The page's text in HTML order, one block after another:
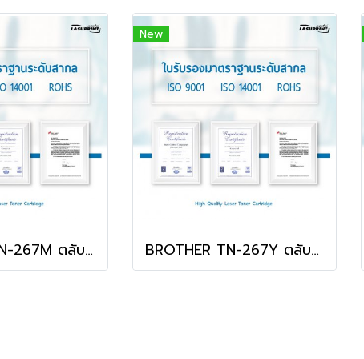
BROTHER TN-267M ตลับหมึก สีชมพู พิมพ์คมชัด สุดคุ้ม!
New
BROTHER TN-267Y ตลับหมึก สีเหลือง พิมพ์คมชัด สุดคุ้ม!